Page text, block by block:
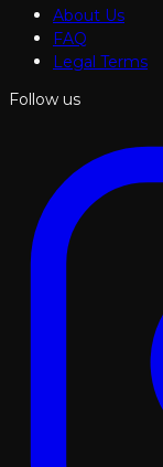
About Us
FAQ
Legal Terms
Follow us